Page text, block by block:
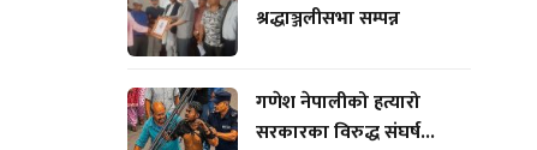
श्रद्धाञ्जलीसभा सम्पन्न
गणेश नेपालीको हत्यारो
सरकारका विरुद्ध संघर्ष...